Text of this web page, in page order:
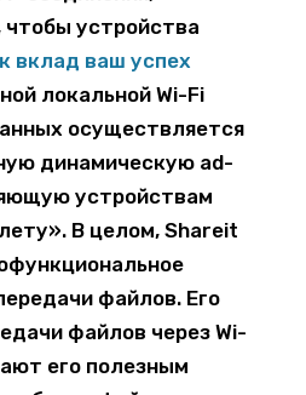
чтобы устройства
вклад ваш успех
локальной Wi-Fi
осуществляется
динамическую ad-
устройствам
В целом, Shareit
файлов. Его
файлов через Wi-
его полезным